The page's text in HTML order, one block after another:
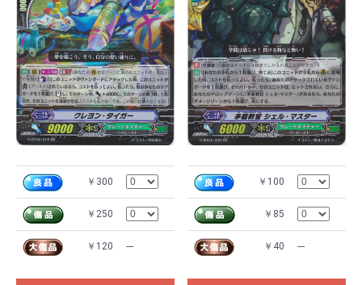
￥300
￥250
￥120 ---
￥100
￥85
￥40 ---